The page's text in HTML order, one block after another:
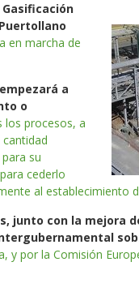
en marcha de
a
o
los procesos, a
su
cederlo
al establecimiento
junto con la mejora
y por la Comisión